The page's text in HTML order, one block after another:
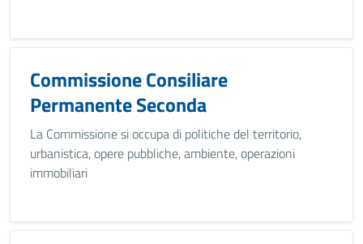
Commissione Consiliare
Permanente Seconda
La Commissione si occupa di politiche del territorio,
urbanistica, opere pubbliche, ambiente, operazioni
immobiliari